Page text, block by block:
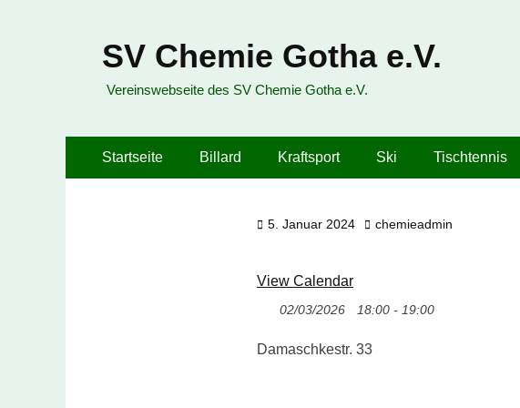
SV Chemie Gotha e.V.
Vereinswebseite des SV Chemie Gotha e.V.
Primäres
Menü
Startseite Billard Kraftsport Ski Tischtennis
Veröffentlicht
5. Januar 2024 Autor
chemieadmin
View Calendar
02/03/2026 18:00 - 19:00
Damaschkestr. 33